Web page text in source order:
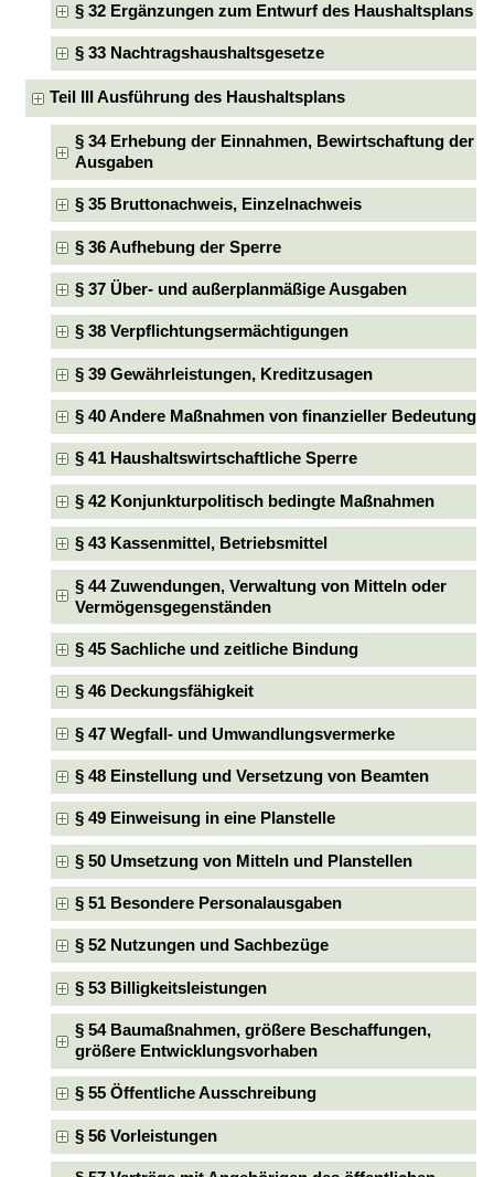
§ 32 Ergänzungen zum Entwurf des Haushaltsplans
§ 33 Nachtragshaushaltsgesetze
Teil III Ausführung des Haushaltsplans
§ 34 Erhebung der Einnahmen, Bewirtschaftung der
Ausgaben
§ 35 Bruttonachweis, Einzelnachweis
§ 36 Aufhebung der Sperre
§ 37 Über- und außerplanmäßige Ausgaben
§ 38 Verpflichtungsermächtigungen
§ 39 Gewährleistungen, Kreditzusagen
§ 40 Andere Maßnahmen von finanzieller Bedeutung
§ 41 Haushaltswirtschaftliche Sperre
§ 42 Konjunkturpolitisch bedingte Maßnahmen
§ 43 Kassenmittel, Betriebsmittel
§ 44 Zuwendungen, Verwaltung von Mitteln oder
Vermögensgegenständen
§ 45 Sachliche und zeitliche Bindung
§ 46 Deckungsfähigkeit
§ 47 Wegfall- und Umwandlungsvermerke
§ 48 Einstellung und Versetzung von Beamten
§ 49 Einweisung in eine Planstelle
§ 50 Umsetzung von Mitteln und Planstellen
§ 51 Besondere Personalausgaben
§ 52 Nutzungen und Sachbezüge
§ 53 Billigkeitsleistungen
§ 54 Baumaßnahmen, größere Beschaffungen,
größere Entwicklungsvorhaben
§ 55 Öffentliche Ausschreibung
§ 56 Vorleistungen